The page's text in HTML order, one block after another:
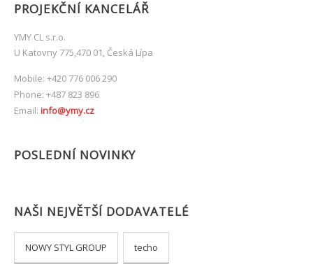
PROJEKČNÍ KANCELÁŘ
YMY CL s.r.o.
U Katovny 775,470 01, Česká Lípa
Mobile: +420 776 006 290
Phone: +487 823 896
Email: info@ymy.cz
POSLEDNÍ NOVINKY
NAŠI NEJVĚTŠÍ DODAVATELÉ
NOWY STYL GROUP techo